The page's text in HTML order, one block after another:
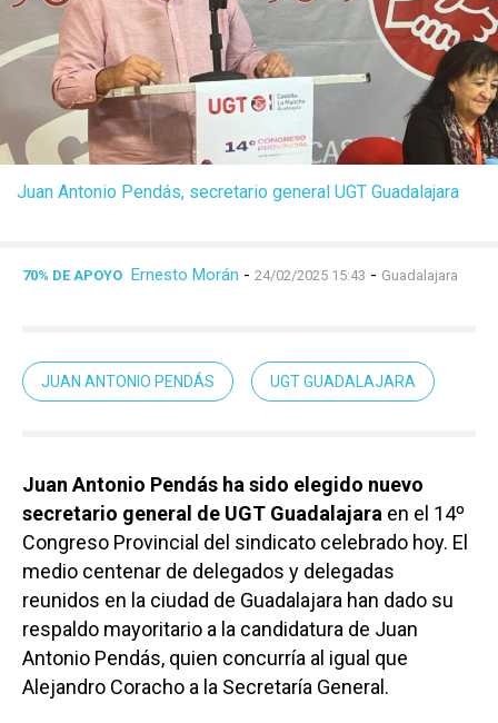
Juan Antonio Pendás, secretario general UGT Guadalajara
70% DE APOYO Ernesto Morán - 24/02/2025 15:43 - Guadalajara
JUAN ANTONIO PENDÁS UGT GUADALAJARA
Juan Antonio Pendás ha sido elegido nuevo
secretario general de UGT Guadalajara en el 14º
Congreso Provincial del sindicato celebrado hoy. El
medio centenar de delegados y delegadas
reunidos en la ciudad de Guadalajara han dado su
respaldo mayoritario a la candidatura de Juan
Antonio Pendás, quien concurría al igual que
Alejandro Coracho a la Secretaría General.